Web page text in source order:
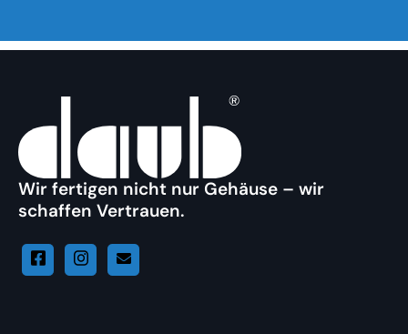
Wir fertigen nicht nur Gehäuse – wir
schaffen Vertrauen.